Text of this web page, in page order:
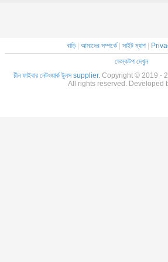
বাড়ি| আমাদের সম্পর্কে সাইট ম্যাপ
ডেস্কটপ দেখুন
চীন ফাইবার নেটওয়ার্ক টুলস supplier. Copyright © 2019 -
All rights reserved. Developed